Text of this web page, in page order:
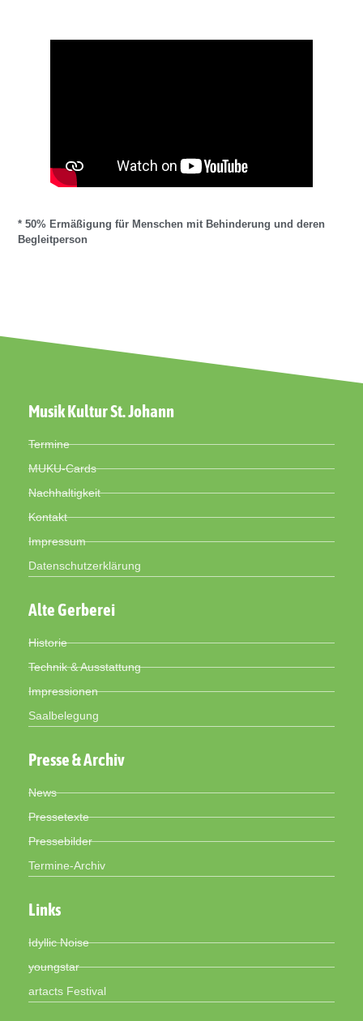
* 50% Ermäßigung für Menschen mit Behinderung und deren
Begleitperson
Musik Kultur St. Johann
Termine
MUKU-Cards
Nachhaltigkeit
Kontakt
Impressum
Datenschutzerklärung
Alte Gerberei
Historie
Technik & Ausstattung
Impressionen
Saalbelegung
Presse & Archiv
News
Pressetexte
Pressebilder
Termine-Archiv
Links
Idyllic Noise
youngstar
artacts Festival